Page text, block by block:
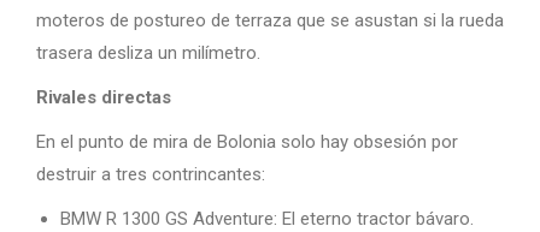
moteros de postureo de terraza que se asustan si la rueda
trasera desliza un milímetro.
Rivales directas
En el punto de mira de Bolonia solo hay obsesión por
destruir a tres contrincantes:
BMW R 1300 GS Adventure: El eterno tractor bávaro.